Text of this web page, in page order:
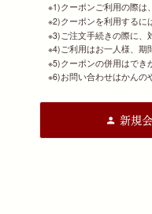
1)クーポンご利用の際は
2)クーポンを利用するに
3)ご注文手続きの際に、
4)ご利用はお一人様、期
5)クーポンの併用はでき
6)お問い合わせはかんの
新規